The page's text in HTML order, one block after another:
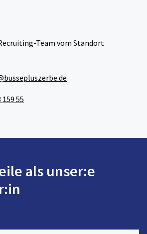
Team vom Standort
159 55
als unser:e